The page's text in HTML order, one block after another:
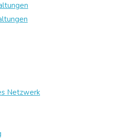
Netzwerk